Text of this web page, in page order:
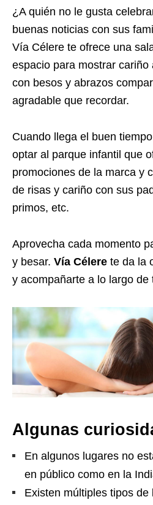
¿A quién no le gusta
buenas noticias con sus
Vía Célere te ofrece una
espacio para mostrar
con besos y abrazos
agradable que recordar.
Cuando llega el buen
optar al parque infantil que
promociones de la marca y
de risas y cariño con sus
primos, etc.
Aprovecha cada momento
y besar. Vía Célere te da la
y acompañarte a lo largo de
Algunas
En algunos lugares no
en público como en la
Existen múltiples tipos